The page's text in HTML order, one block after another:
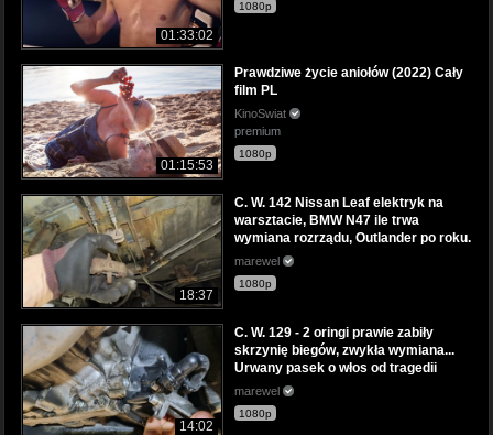
01:33:02
1080p
01:15:53
Prawdziwe życie aniołów (2022) Cały
film PL
KinoSwiat
premium
1080p
18:37
C. W. 142 Nissan Leaf elektryk na
warsztacie, BMW N47 ile trwa
wymiana rozrządu, Outlander po roku.
marewel
1080p
14:02
C. W. 129 - 2 oringi prawie zabiły
skrzynię biegów, zwykła wymiana...
Urwany pasek o włos od tragedii
marewel
1080p